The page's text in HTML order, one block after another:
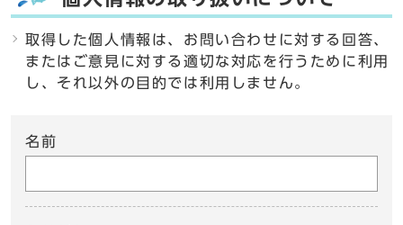
取得した個人情報は、お問い合わせに対する回答、
またはご意見に対する適切な対応を行うために利用
し、それ以外の目的では利用しません。
名前